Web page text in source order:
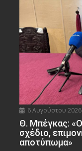
6 Αυγούστου 2026
Θ. Μπέγκας:
σχέδιο,
αποτύπωμα»